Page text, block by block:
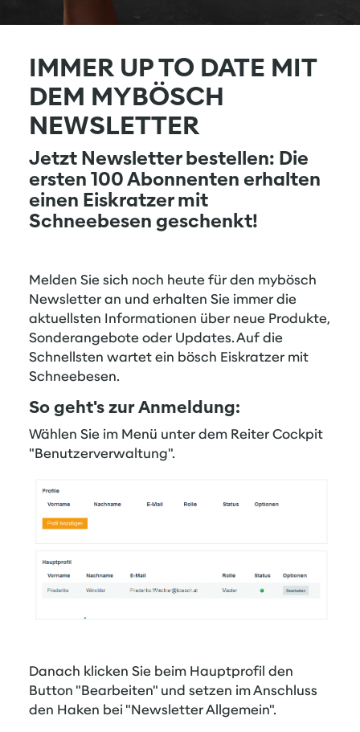
IMMER UP TO DATE MIT
DEM MYBÖSCH
NEWSLETTER
Jetzt Newsletter bestellen: Die
ersten 100 Abonnenten erhalten
einen Eiskratzer mit
Schneebesen geschenkt!
Melden Sie sich noch heute für den mybösch
Newsletter an und erhalten Sie immer die
aktuellsten Informationen über neue Produkte,
Sonderangebote oder Updates. Auf die
Schnellsten wartet ein bösch Eiskratzer mit
Schneebesen.
So geht's zur Anmeldung:
Wählen Sie im Menü unter dem Reiter Cockpit
"Benutzerverwaltung".
Danach klicken Sie beim Hauptprofil den
Button "Bearbeiten" und setzen im Anschluss
den Haken bei "Newsletter Allgemein".